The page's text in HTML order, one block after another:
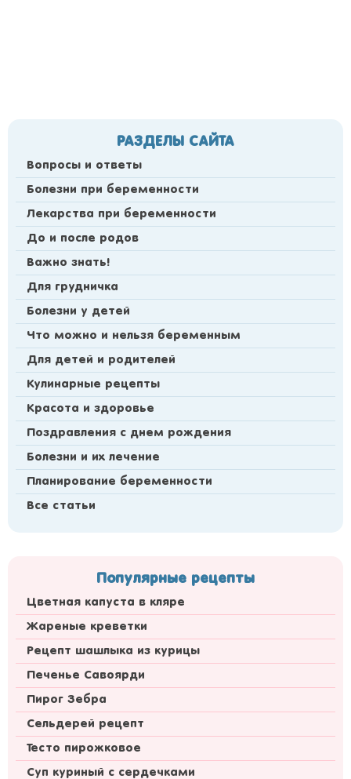
РАЗДЕЛЫ САЙТА
Вопросы и ответы
Болезни при беременности
Лекарства при беременности
До и после родов
Важно знать!
Для грудничка
Болезни у детей
Что можно и нельзя беременным
Для детей и родителей
Кулинарные рецепты
Красота и здоровье
Поздравления с днем рождения
Болезни и их лечение
Планирование беременности
Все статьи
Популярные рецепты
Цветная капуста в кляре
Жареные креветки
Рецепт шашлыка из курицы
Печенье Савоярди
Пирог Зебра
Сельдерей рецепт
Тесто пирожковое
Суп куриный с сердечками